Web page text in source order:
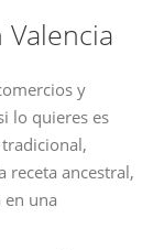
y
lo quieres es
receta ancestral,
en una